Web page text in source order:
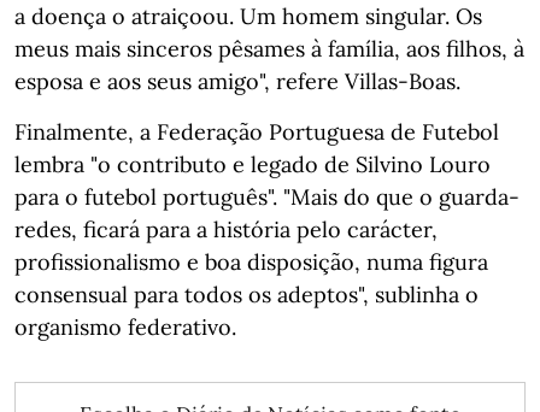
a doença o atraiçoou. Um homem singular. Os
meus mais sinceros pêsames à família, aos filhos, à
esposa e aos seus amigo", refere Villas-Boas.
Finalmente, a Federação Portuguesa de Futebol
lembra "o contributo e legado de Silvino Louro
para o futebol português". "Mais do que o guarda-
redes, ficará para a história pelo carácter,
profissionalismo e boa disposição, numa figura
consensual para todos os adeptos", sublinha o
organismo federativo.